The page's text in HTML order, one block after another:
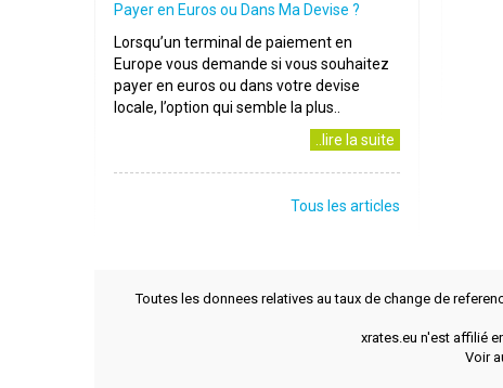
Payer en Euros ou Dans Ma Devise ?
Lorsqu’un terminal de paiement en
Europe vous demande si vous souhaitez
payer en euros ou dans votre devise
locale, l’option qui semble la plus..
..lire la suite
Tous les articles
Toutes les donnees relatives au taux de change de
xrates.eu n'est affilié
Voir